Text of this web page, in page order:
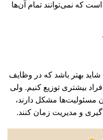
که نمی‌توانند تمام آن‌ها
بهتر باشد که در وظایف
بیشتری توزیع کنیم. ولی
مسئولیت‌ها مشکل دارند،
و مدیریت زمان کنند.